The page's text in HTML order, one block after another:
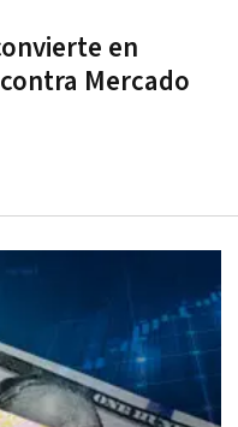
en
Mercado